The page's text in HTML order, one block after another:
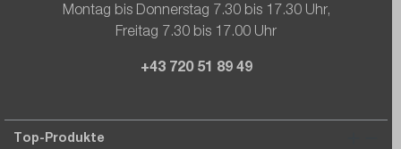
Montag bis Donnerstag 7.30 bis 17.30 Uhr,
Freitag 7.30 bis 17.00 Uhr
+43 720 51 89 49
Top-Produkte